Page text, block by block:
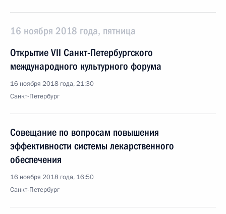
16 ноября 2018 года, пятница
Открытие VII Санкт-Петербургского
международного культурного форума
16 ноября 2018 года, 21:30
Санкт-Петербург
Совещание по вопросам повышения
эффективности системы лекарственного
обеспечения
16 ноября 2018 года, 16:50
Санкт-Петербург